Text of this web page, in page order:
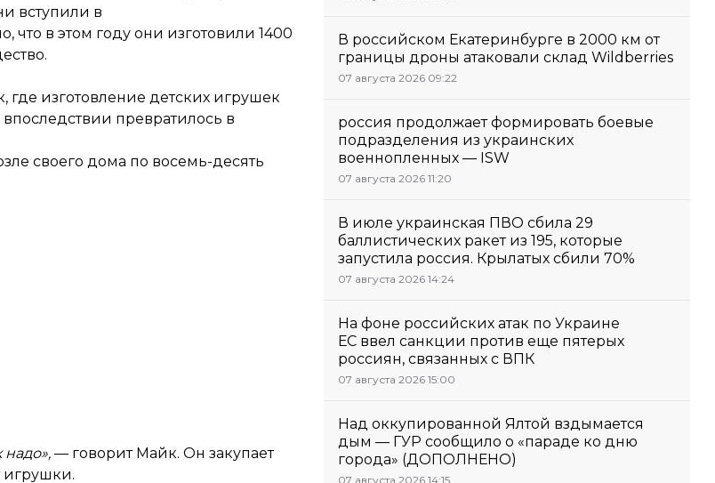
вступили в
в этом году они изготовили 1400
изготовление детских игрушек
превратилось в
своего дома по восемь-десять
надо», — говорит Майк. Он закупает
игрушки.
В российском Екатеринбурге в 2000 км от
границы дроны атаковали склад Wildberries
07 августа 2026 09:22
россия продолжает формировать боевые
подразделения из украинских
военнопленных — ISW
07 августа 2026 11:20
В июле украинская ПВО сбила 29
баллистических ракет из 195, которые
запустила россия. Крылатых сбили 70%
07 августа 2026 14:24
На фоне российских атак по Украине
ЕС ввел санкции против еще пятерых
россиян, связанных с ВПК
07 августа 2026 15:00
Над оккупированной Ялтой вздымается
дым — ГУР сообщило о «параде ко дню
города» (ДОПОЛНЕНО)
07 августа 2026 14:15